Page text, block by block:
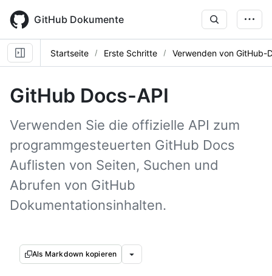
main
content
GitHub Dokumente
Startseite Erste Schritte Verwenden von GitHub-
GitHub Docs-API
Verwenden Sie die offizielle API zum
programmgesteuerten GitHub Docs
Auflisten von Seiten, Suchen und
Abrufen von GitHub
Dokumentationsinhalten.
Als Markdown kopieren